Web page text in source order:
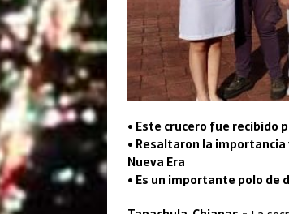
• Este crucero fue recibido
• Resaltaron la
Nueva Era
• Es un importante polo